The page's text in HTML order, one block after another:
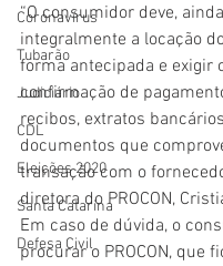
Coronavírus
Tubarão
Judiciário
CDL
Eleições 2020
Santa Catarina
Defesa Civil
“O consumidor deve,
integralmente a locação
forma antecipada e exigir
confirmação de
recibos, extratos
documentos que
transação com o
diretora do PROCON,
Em caso de dúvida, o
procurar o PROCON, que